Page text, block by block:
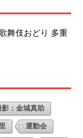
舞伎おどり 多重
影：金城真助
運動会